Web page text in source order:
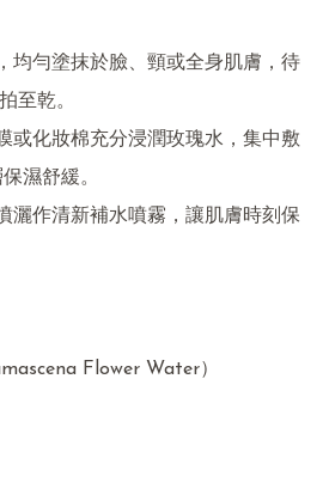
至乾。
濕舒緩。
Flower Water）